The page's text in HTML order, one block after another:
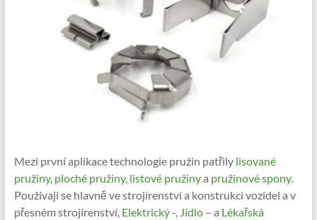
Mezi první aplikace technologie pružin patřily lisované
pružiny, ploché pružiny, listové pružinya pružinové spony.
Používají se hlavně ve strojírenství a konstrukci vozidel a v
přesném strojírenství,Elektrický-,Jídlo– a Lékařská